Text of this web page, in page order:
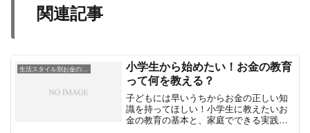
関連記事
小学生から始めたい！お金の教育
って何を教える？
子どもには早いうちからお金の正しい知
識を持ってほしい！小学生に教えたいお
金の教育の基本と、家庭でできる実践ア